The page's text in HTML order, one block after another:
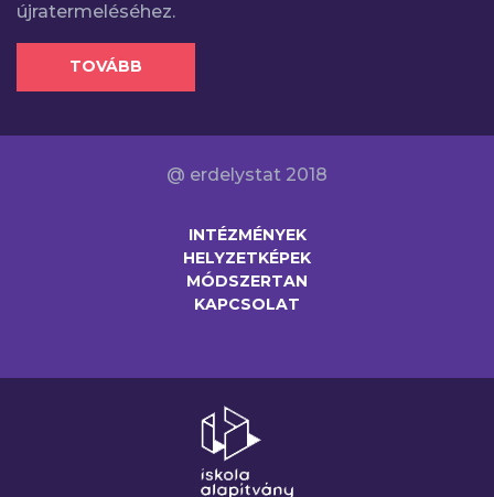
újratermeléséhez.
TOVÁBB
@ erdelystat 2018
INTÉZMÉNYEK
HELYZETKÉPEK
MÓDSZERTAN
KAPCSOLAT